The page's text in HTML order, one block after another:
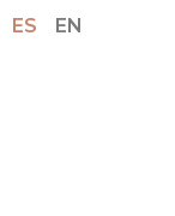
ES EN